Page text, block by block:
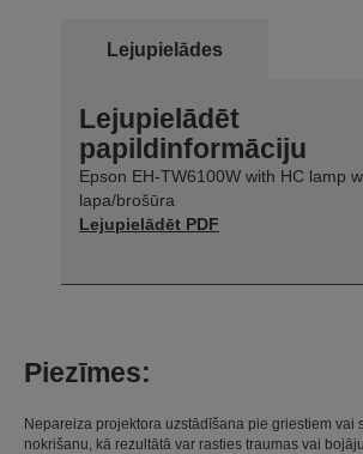
Lejupielādes
Lejupielādēt
papildinformāciju
Epson EH-TW6100W with HC lamp
lapa/brošūra
Lejupielādēt PDF
Piezīmes:
Nepareiza projektora uzstādīšana pie griestiem vai
nokrišanu, kā rezultātā var rasties traumas vai